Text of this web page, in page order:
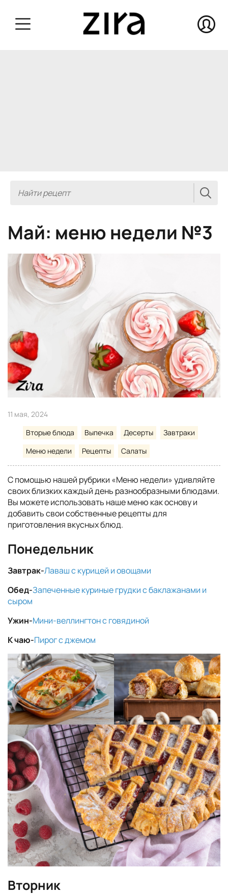
Май: меню недели №3
11 мая, 2024
Вторые блюда
Выпечка Десерты
Завтраки
Меню недели
Рецепты Салаты
С помощью нашей рубрики «Меню недели» удивляйте
своих близких каждый день разнообразными блюдами.
Вы можете использовать наше меню как основу и
добавить свои собственные рецепты для
приготовления вкусных блюд.
Понедельник
Завтрак-Лаваш с курицей и овощами
Обед-Запеченные куриные грудки с баклажанами и
сыром
Ужин-Мини-веллингтон с говядиной
К чаю-Пирог с джемом
Вторник